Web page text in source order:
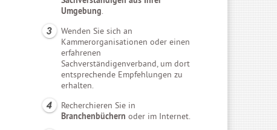
Umgebung.
Wenden Sie sich an
Kammerorganisationen oder einen
erfahrenen
Sachverständigenverband, um dort
entsprechende Empfehlungen zu
erhalten.
Recherchieren Sie in
Branchenbüchern oder im Internet.